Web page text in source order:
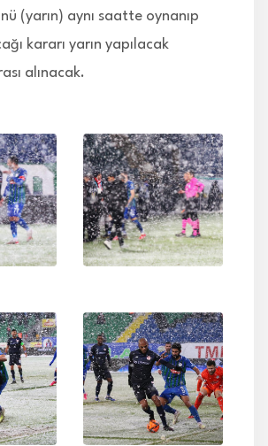
(yarın) aynı saatte oynanıp
kararı yarın yapılacak
alınacak.